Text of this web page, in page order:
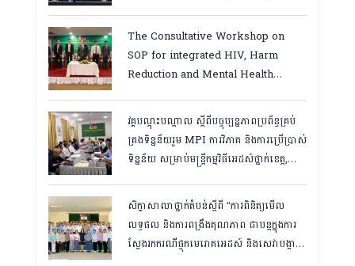
ឆ្នាំ២០២៦
The Consultative Workshop on
SOP for integrated HIV, Harm
Reduction and Mental Health
វគ្គបណ្ដុះបណ្តាល ស្តីពីបច្ចុប្បន្នភាពប្រព័ន្ធគ្រប់
គ្រងទិន្នន័យរួម MPI ការវិភាគ និងការប្រើប្រាស់
ទិន្នន័យ សម្រាប់មន្រ្តីកម្មវិធីអេដស៍ថ្នាក់ខេត្ត,
សិក្ខាសាលាថ្នាក់តំបន់ស្តីពី “ការពិនិត្យមើល
លទ្ធផល និងការពង្រឹងគុណភាព ជាបន្តក្នុងការ
ស្វែងរកករណីផ្ទុកមេរោគអេដស៍ និងសេវាបង្ការ